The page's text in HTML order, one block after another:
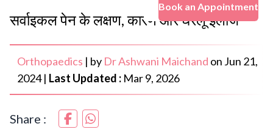
Book an Appointment
सर्वाइकल पेन के लक्षण, कारण और घरेलू इलाज
Orthopaedics | by Dr Ashwani Maichand on Jun 21,
2024 | Last Updated : Mar 9, 2026
Share :